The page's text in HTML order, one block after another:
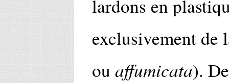
lardons en
exclusivement de
ou affumicata).